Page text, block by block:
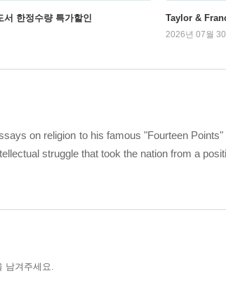
서 한정수량 특가할인 Taylor &
2026년 07월
on religion to his famous "Fourteen
struggle that took the nation from a
남겨주세요.